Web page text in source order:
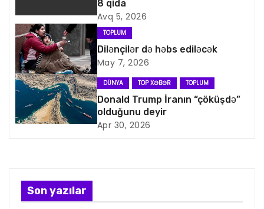
q
a
s
y
s
ı
8 qida
Avq 5, 2026
TOPLUM
Dilənçilər də həbs ediləcək
May 7, 2026
DÜNYA TOP XƏBƏR TOPLUM
Donald Trump İranın “çöküşdə”
olduğunu deyir
Apr 30, 2026
Son yazılar